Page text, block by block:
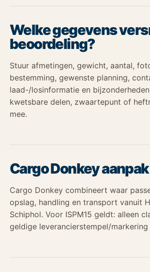
Welke gegevens
beoordeling?
Stuur afmetingen, gewicht, aantal,
bestemming, gewenste planning,
laad-/losinformatie en
kwetsbare delen, zwaartepunt of
mee.
Cargo Donkey aanpak
Cargo Donkey combineert waar
opslag, handling en transport vanuit
Schiphol. Voor ISPM15 geldt: alleen
geldige leverancierstempel/